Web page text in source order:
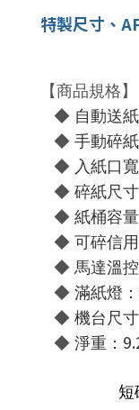
特製尺寸、
【商品規格】
◆ 自動送
◆ 手動碎
◆ 入紙口寬
◆ 碎紙尺寸
◆ 紙桶容量
◆ 可碎信
◆ 馬達溫
◆ 滿紙燈
◆ 機台尺寸
◆ 淨重：
短